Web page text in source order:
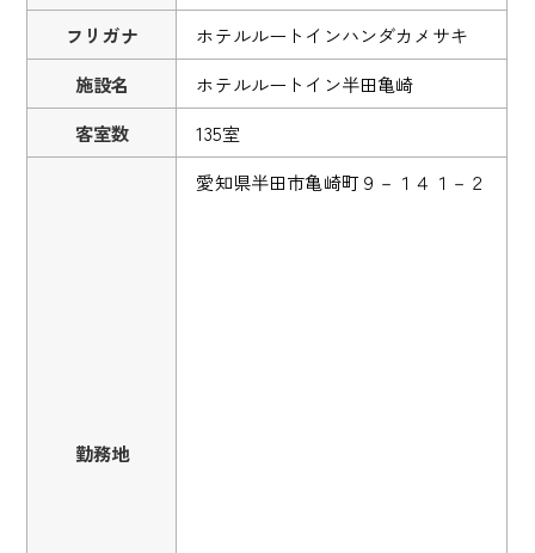
フリガナ
ホテルルートインハンダカメサキ
施設名
ホテルルートイン半田亀崎
客室数
135室
勤務地
愛知県半田市亀崎町９－１４１－２